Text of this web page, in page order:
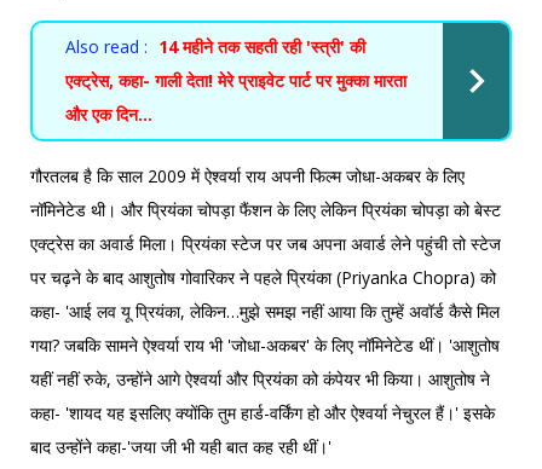
Also read : 14 महीने तक सहती रही 'स्त्री' की
एक्ट्रेस, कहा- गाली देता! मेरे प्राइवेट पार्ट पर मुक्का मारता
और एक दिन...
गौरतलब है कि साल 2009 में ऐश्वर्या राय अपनी फिल्म जोधा-अकबर के लिए
नॉमिनेटेड थी। और प्रियंका चोपड़ा फैंशन के लिए लेकिन प्रियंका चोपड़ा को बेस्ट
एक्ट्रेस का अवार्ड मिला। प्रियंका स्टेज पर जब अपना अवार्ड लेने पहुंची तो स्टेज
पर चढ़ने के बाद आशुतोष गोवारिकर ने पहले प्रियंका (Priyanka Chopra) को
कहा- 'आई लव यू प्रियंका, लेकिन…मुझे समझ नहीं आया कि तुम्हें अवॉर्ड कैसे मिल
गया? जबकि सामने ऐश्वर्या राय भी 'जोधा-अकबर' के लिए नॉमिनेटेड थीं। 'आशुतोष
यहीं नहीं रुके, उन्होंने आगे ऐश्वर्या और प्रियंका को कंपेयर भी किया। आशुतोष ने
कहा- 'शायद यह इसलिए क्योंकि तुम हार्ड-वर्किंग हो और ऐश्वर्या नेचुरल हैं।' इसके
बाद उन्होंने कहा-'जया जी भी यही बात कह रही थीं।'